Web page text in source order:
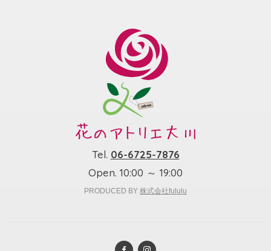
Tel. 06-6725-7876
Open. 10:00 ～ 19:00
PRODUCED BY 株式会社fululu